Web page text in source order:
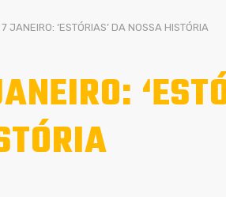
7 JANEIRO: ‘ESTÓRIAS’ DA NOSSA HISTÓRIA